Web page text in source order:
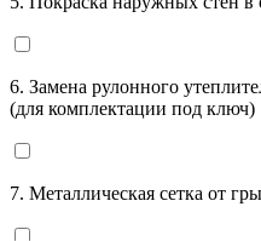
6. Замена рулонного
(для комплектации под ключ)
7. Металлическая сетка от